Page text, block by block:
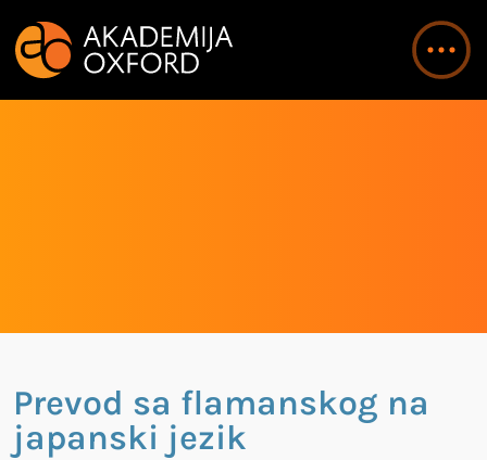
Prevod sa flamanskog na
japanski jezik